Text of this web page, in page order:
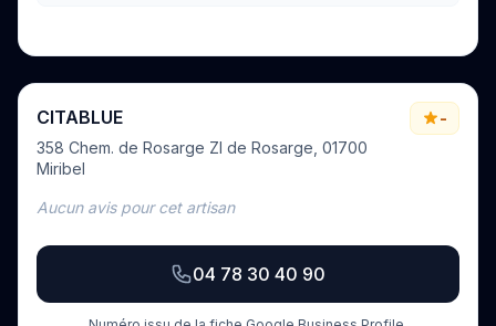
CITABLUE
358 Chem. de Rosarge ZI de Rosarge, 01700
Miribel
-
Aucun avis pour cet artisan
04 78 30 40 90